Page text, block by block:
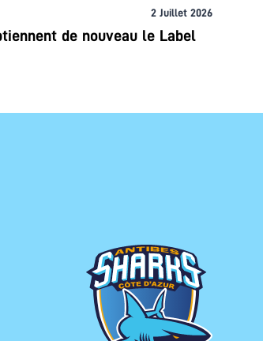
2 Juillet 2026
de nouveau le Label